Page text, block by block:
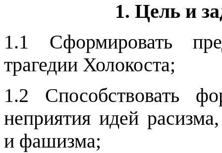
1. Цель и
1.1 Сформировать
трагедии Холокоста;
1.2 Способствовать
неприятия идей
и фашизма;